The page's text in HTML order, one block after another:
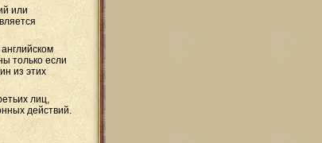
или
только если
из этих
лиц,
действий.